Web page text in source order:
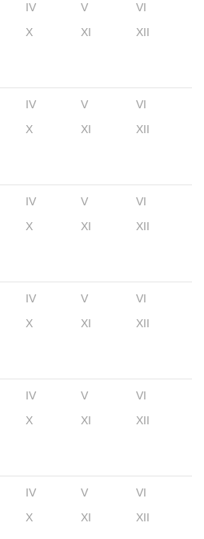
IV V
VI
X XI XII
IV V
VI
X XI XII
IV V
VI
X XI XII
IV V
VI
X XI XII
IV V
VI
X XI XII
IV V
VI
X XI XII